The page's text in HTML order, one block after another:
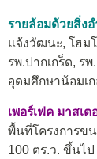
รายล้อมด้วยสิ่ง
แจ้งวัฒนะ, โฮม
รพ.ปากเกร็ด, ร
อุดมศึกษาน้อมเ
เพอร์เฟค มาสเ
พื้นที่โครงการข
100 ตร.ว. ขึ้นไ